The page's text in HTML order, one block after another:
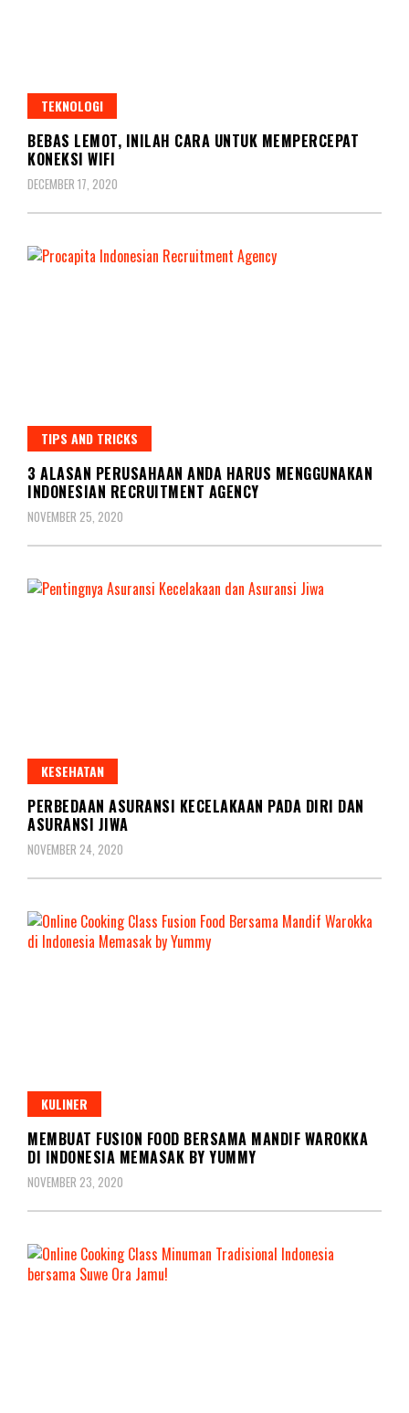
TEKNOLOGI
BEBAS LEMOT, INILAH CARA UNTUK MEMPERCEPAT
KONEKSI WIFI
DECEMBER 17, 2020
TIPS AND TRICKS
3 ALASAN PERUSAHAAN ANDA HARUS MENGGUNAKAN
INDONESIAN RECRUITMENT AGENCY
NOVEMBER 25, 2020
KESEHATAN
PERBEDAAN ASURANSI KECELAKAAN PADA DIRI DAN
ASURANSI JIWA
NOVEMBER 24, 2020
KULINER
MEMBUAT FUSION FOOD BERSAMA MANDIF WAROKKA
DI INDONESIA MEMASAK BY YUMMY
NOVEMBER 23, 2020